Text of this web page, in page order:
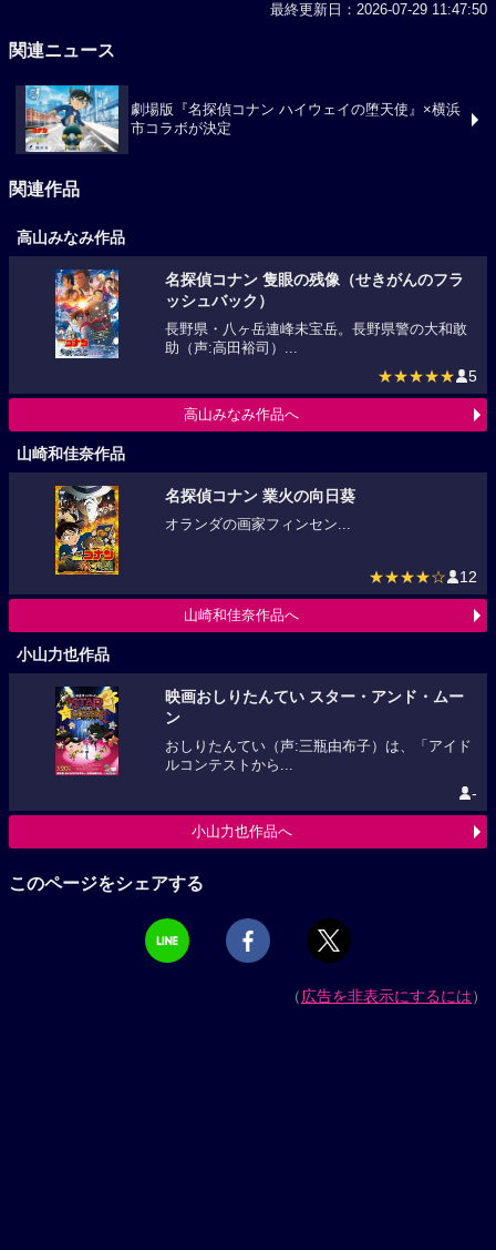
最終更新日：2026-07-29 11:47:50
関連ニュース
劇場版『名探偵コナン ハイウェイの堕天使』×横浜
市コラボが決定
関連作品
高山みなみ作品
名探偵コナン 隻眼の残像（せきがんのフラ
ッシュバック）
長野県・八ヶ岳連峰未宝岳。長野県警の大和敢
助（声:高田裕司）...
★★★★★ 5
高山みなみ作品へ
山崎和佳奈作品
名探偵コナン 業火の向日葵
オランダの画家フィンセン...
★★★★☆ 12
山崎和佳奈作品へ
小山力也作品
映画おしりたんてい スター・アンド・ムー
ン
おしりたんてい（声:三瓶由布子）は、「アイド
ルコンテストから...
-
小山力也作品へ
このページをシェアする
（広告を非表示にするには）